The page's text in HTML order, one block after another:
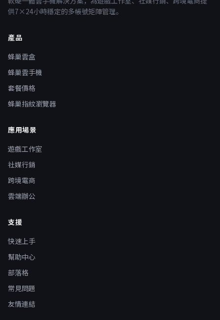
供7×24小時穩定的多帳號矩陣管理。
產品
蜂巢雲盒
蜂巢雲手機
套餐價格
蜂巢指紋瀏覽器
應用場景
遊戲工作室
社媒行銷
跨境電商
雲端辦公
支援
快速上手
幫助中心
部落格
常見問題
友情連結